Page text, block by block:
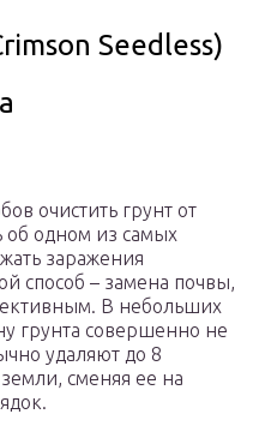
Seedless)
очистить грунт от
об одном из самых
заражения
способ – замена почвы,
В небольших
грунта совершенно не
удаляют до 8
сменяя ее на